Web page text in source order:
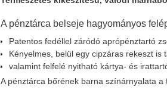
A pénztárca belseje hagyományos
Patentos fedéllel záródó aprópénztartó
Kényelmes, belül egy cipzáras rekeszt
valamint felfelé nyitható kártya- és
A pénztárca bőrének barna színárnyalata a